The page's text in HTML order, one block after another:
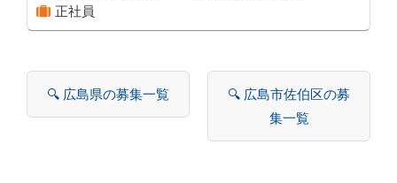
正社員
🔍 広島県の募集一覧
🔍 広島市佐伯区の募
集一覧